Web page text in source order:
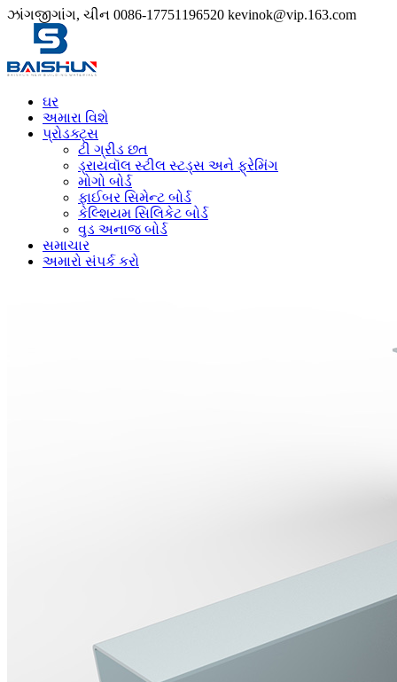
ઝાંગજીગાંગ, ચીન 0086-17751196520 kevinok@vip.163.com
ઘર
અમારા વિશે
પ્રોડક્ટ્સ
ટી ગ્રીડ છત
ડ્રાયવૉલ સ્ટીલ સ્ટડ્સ અને ફ્રેમિંગ
મોગો બોર્ડ
ફાઈબર સિમેન્ટ બોર્ડ
કેલ્શિયમ સિલિકેટ બોર્ડ
વુડ અનાજ બોર્ડ
સમાચાર
અમારો સંપર્ક કરો